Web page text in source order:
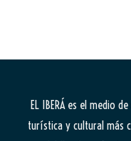
EL IBERÁes el medio de
turística y cultural más